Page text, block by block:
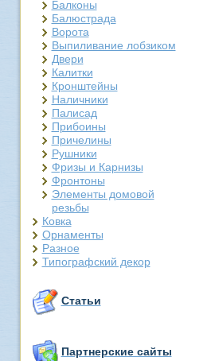
Балконы
Балюстрада
Ворота
Выпиливание лобзиком
Двери
Калитки
Кронштейны
Наличники
Палисад
Прибоины
Причелины
Рушники
Фризы и Карнизы
Фронтоны
Элементы домовой
резьбы
Ковка
Орнаменты
Разное
Типографский декор
Статьи
Партнерские сайты